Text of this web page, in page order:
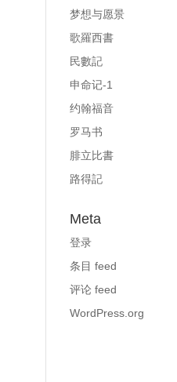
梦想与愿景
歌羅西書
民數記
申命记-1
约翰福音
罗马书
腓立比書
路得記
Meta
登录
条目 feed
评论 feed
WordPress.org